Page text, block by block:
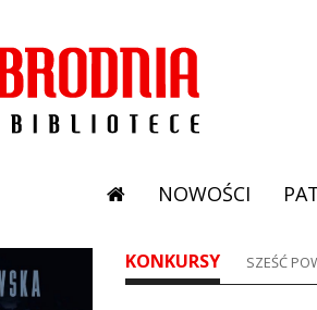
NOWOŚCI
KONKURSY SZEŚĆ